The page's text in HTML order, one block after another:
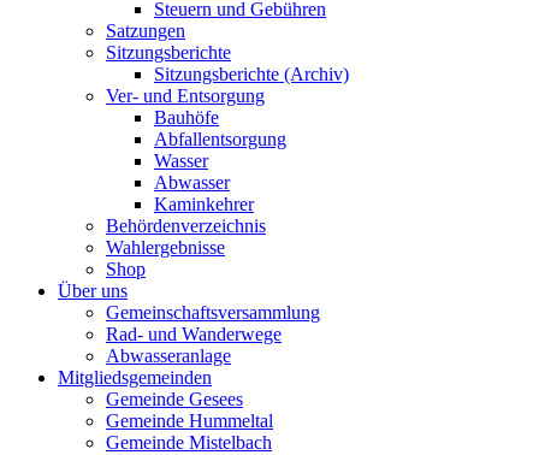
Steuern und Gebühren
Satzungen
Sitzungsberichte
Sitzungsberichte (Archiv)
Ver- und Entsorgung
Bauhöfe
Abfallentsorgung
Wasser
Abwasser
Kaminkehrer
Behördenverzeichnis
Wahlergebnisse
Shop
Über uns
Gemeinschaftsversammlung
Rad- und Wanderwege
Abwasseranlage
Mitgliedsgemeinden
Gemeinde Gesees
Gemeinde Hummeltal
Gemeinde Mistelbach